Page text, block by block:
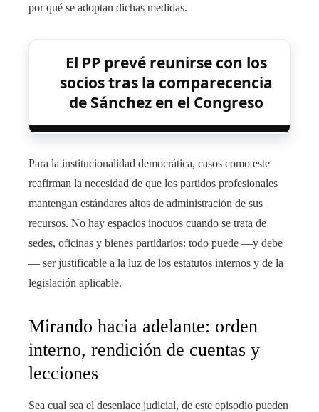
por qué se adoptan dichas medidas.
El PP prevé reunirse con los
socios tras la comparecencia
de Sánchez en el Congreso
Para la institucionalidad democrática, casos como este
reafirman la necesidad de que los partidos profesionales
mantengan estándares altos de administración de sus
recursos. No hay espacios inocuos cuando se trata de
sedes, oficinas y bienes partidarios: todo puede —y debe
— ser justificable a la luz de los estatutos internos y de la
legislación aplicable.
Mirando hacia adelante: orden
interno, rendición de cuentas y
lecciones
Sea cual sea el desenlace judicial, de este episodio pueden